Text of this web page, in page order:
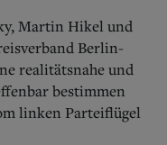
Martin Hikel und
Berlin-
realitätsnahe und
bestimmen
linken Parteiflügel